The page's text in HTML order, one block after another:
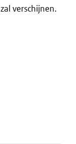
verschijnen.